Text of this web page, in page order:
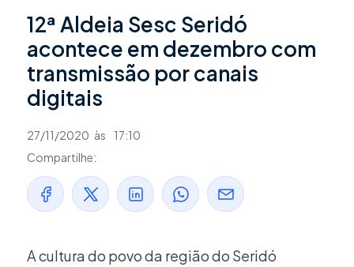
12ª Aldeia Sesc Seridó
acontece em dezembro com
transmissão por canais
digitais
27/11/2020 às
17:10
Compartilhe:
A cultura do povo da região do Seridó